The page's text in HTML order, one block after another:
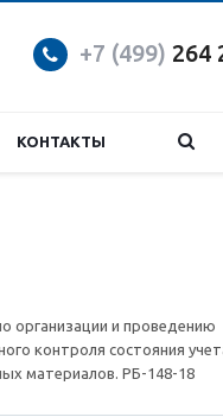
+7 (499) 264
КОНТАКТЫ
организации и проведению
контроля состояния
материалов. РБ-148-18